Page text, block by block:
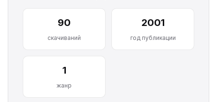
90
скачиваний
2001
год публикации
1
жанр